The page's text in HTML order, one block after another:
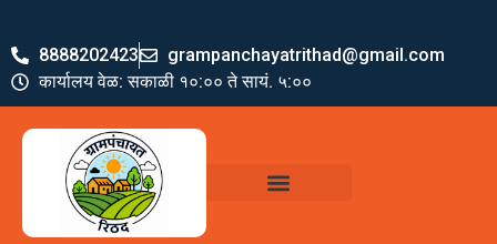
8888202423
grampanchayatrithad@gmail.com
कार्यालय वेळ: सकाळी १०:०० ते सायं. ५:००